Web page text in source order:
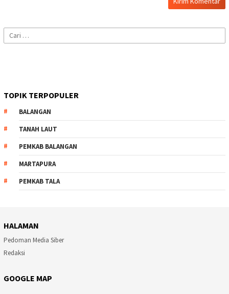
Cari
untuk:
TOPIK TERPOPULER
BALANGAN
TANAH LAUT
PEMKAB BALANGAN
MARTAPURA
PEMKAB TALA
HALAMAN
Pedoman Media Siber
Redaksi
GOOGLE MAP